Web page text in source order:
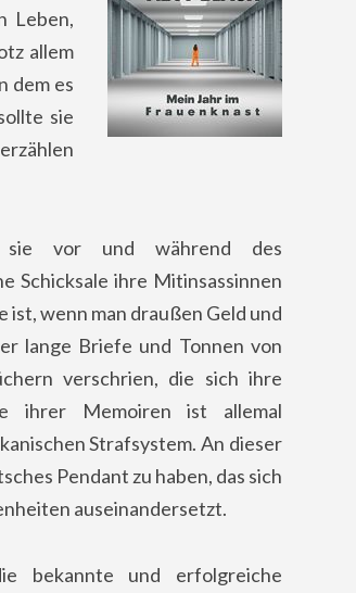
Leben,
allem
dem es
sie
sie vor und während des
Schicksale ihre Mitinsassinnen
ist, wenn man draußen Geld und
lange Briefe und Tonnen von
verschrien, die sich ihre
ihrer Memoiren ist allemal
Strafsystem. An dieser
Pendant zu haben, das sich
auseinandersetzt.
bekannte und erfolgreiche